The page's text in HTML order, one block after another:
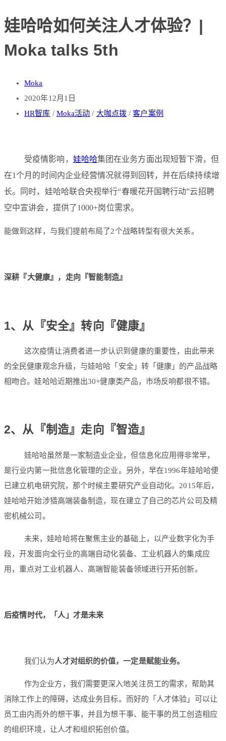
娃哈哈如何关注人才体验？|
Moka talks 5th
Moka
2020年12月1日
HR智库 / Moka活动 / 大咖点拨 /客户案例
受疫情影响， 娃哈哈集团在业务方面出现短暂下滑，但
在1个月的时间内企业经营情况就得到回转，并在后续持续增
长。同时，娃哈哈联合央视举行“春暖花开国聘行动”云招聘
空中宣讲会，提供了1000+岗位需求。
能做到这样，与我们提前布局了2个战略转型有很大关系。
深耕『大健康』， 走向『智能制造』
1、 从『安全』转向『健康』
这次疫情让消费者进一步认识到健康的重要性，由此带来
的全民健康观念升级，与娃哈哈「安全」转「健康」的产品战略
相吻合。娃哈哈近期推出30+健康类产品，市场反响都很不错。
2、 从『制造』走向『智造』
娃哈哈虽然是一家制造业企业，但信息化应用得非常早，
是行业内第一批信息化管理的企业。另外，早在1996年娃哈哈便
已建立机电研究院，那个时候主要研究产业自动化。2015年后，
娃哈哈开始涉猎高端装备制造，现在建立了自己的芯片公司及精
密机械公司。
未来，娃哈哈将在聚焦主业的基础上，以产业数字化为手
段，开发面向全行业的高端自动化装备、工业机器人的集成应
用，重点对工业机器人、高端智能装备领域进行开拓创新。
后疫情时代，「人」才是未来
我们认为人才对组织的价值，一定是赋能业务。
作为企业方，我们需要更深入地关注员工的需求，帮助其
消除工作上的障碍，达成业务目标。而好的「人才体验」可以让
员工由内而外的想干事，并且为想干事、能干事的员工创造相应
的组织环境，让人才和组织拓创价值。